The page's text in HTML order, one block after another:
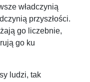
władczynią
przyszłości.
go liczebnie,
go ku
ludzi, tak